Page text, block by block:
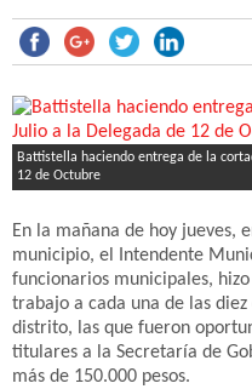
Battistella haciendo entrega de la
12 de Octubre
En la mañana de hoy jueves,
municipio, el Intendente
funcionarios municipales,
trabajo a cada una de las
distrito, las que fueron
titulares a la Secretaría de
más de 150.000 pesos.